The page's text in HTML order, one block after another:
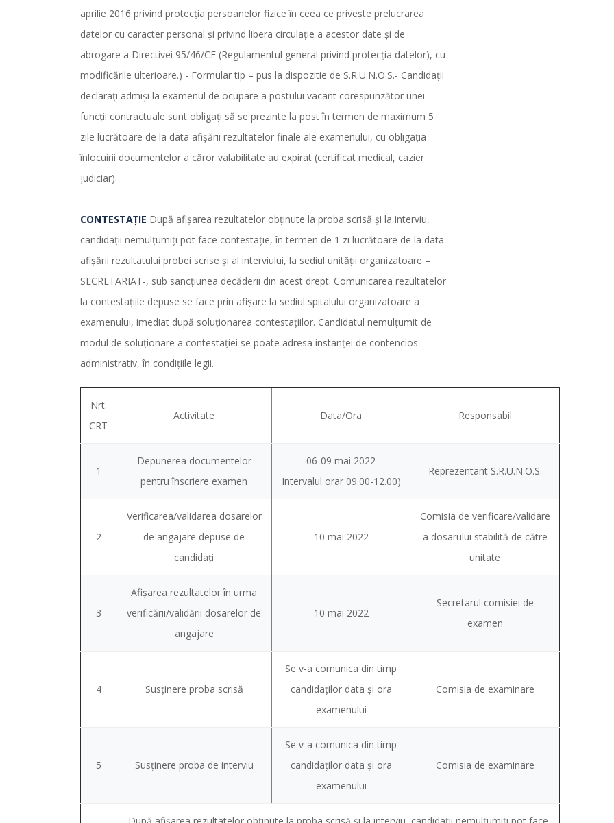
aprilie 2016 privind protecţia persoanelor fizice în ceea ce priveşte prelucrarea
datelor cu caracter personal şi privind libera circulaţie a acestor date şi de
abrogare a Directivei 95/46/CE (Regulamentul general privind protecţia datelor), cu
modificările ulterioare.) - Formular tip – pus la dispozitie de S.R.U.N.O.S.- Candidaţii
declaraţi admişi la examenul de ocupare a postului vacant corespunzător unei
funcţii contractuale sunt obligaţi să se prezinte la post în termen de maximum 5
zile lucrătoare de la data afişării rezultatelor finale ale examenului, cu obligaţia
înlocuirii documentelor a căror valabilitate au expirat (certificat medical, cazier
judiciar).
CONTESTAȚIE După afişarea rezultatelor obţinute la proba scrisă şi la interviu,
candidaţii nemulţumiţi pot face contestaţie, în termen de 1 zi lucrătoare de la data
afişării rezultatului probei scrise şi al interviului, la sediul unității organizatoare –
SECRETARIAT-, sub sancţiunea decăderii din acest drept. Comunicarea rezultatelor
la contestaţiile depuse se face prin afişare la sediul spitalului organizatoare a
examenului, imediat după soluţionarea contestaţiilor. Candidatul nemulţumit de
modul de soluţionare a contestaţiei se poate adresa instanţei de contencios
administrativ, în condiţiile legii.
Nrt.
CRT
Activitate Data/Ora Responsabil
1
Depunerea documentelor
pentru înscriere examen
06-09 mai 2022
Intervalul orar 09.00-12.00)
Reprezentant S.R.U.N.O.S.
2
Verificarea/validarea dosarelor
de angajare depuse de
candidaţi
10 mai 2022
Comisia de verificare/validare
a dosarului stabilită de către
unitate
3
Afişarea rezultatelor în urma
verificării/validării dosarelor de
angajare
10 mai 2022
Secretarul comisiei de
examen
4 Susținere proba scrisă
Se v-a comunica din timp
candidaților data și ora
examenului
Comisia de examinare
5 Susținere proba de interviu
Se v-a comunica din timp
candidaților data și ora
examenului
Comisia de examinare